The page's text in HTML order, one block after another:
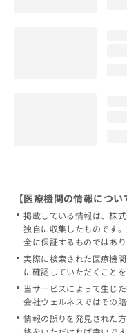
【医療機関の情報につい
掲載している情報は、株
独自に収集したものです
全に保証するものではあり
実際に検索された医療機
に確認していただくことを
当サービスによって生じ
会社ウェルネスではその
情報の誤りを発見された